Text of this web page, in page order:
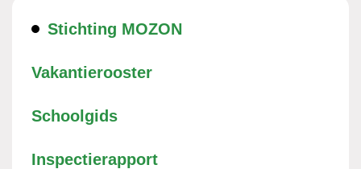
Stichting MOZON
Vakantierooster
Schoolgids
Inspectierapport